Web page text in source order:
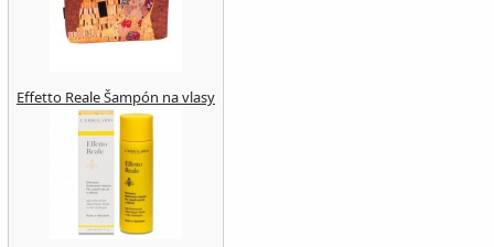
Effetto Reale Šampón na vlasy